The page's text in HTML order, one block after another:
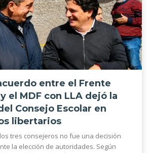
entre el Frente
el MDF con LLA dejó la
Consejo Escolar en
libertarios
tres consejeros no fue una decisión
la elección de autoridades. Según